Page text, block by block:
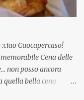
Cuocapercaso!
Cena delle
non posso ancora
quella bella cena